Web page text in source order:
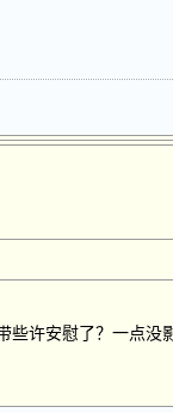
些许安慰了？一点没